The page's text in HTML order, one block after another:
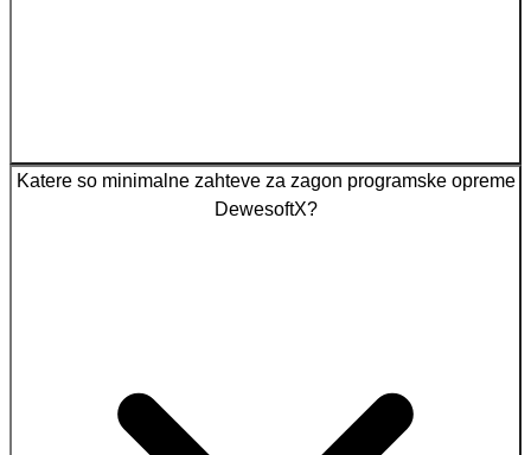
Katere so minimalne zahteve za zagon programske opreme
DewesoftX?